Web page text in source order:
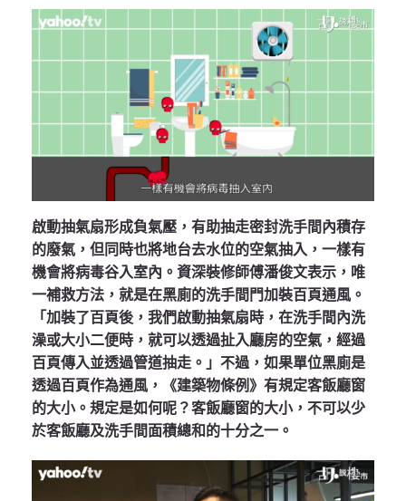
啟動抽氣扇形成負氣壓，有助抽走密封洗手間內積存
的廢氣，但同時也將地台去水位的空氣抽入，一樣有
機會將病毒谷入室內。資深裝修師傅潘俊文表示，唯
一補救方法，就是在黑廁的洗手間門加裝百頁通風。
「加裝了百頁後，我們啟動抽氣扇時，在洗手間內洗
澡或大小二便時，就可以透過扯入廳房的空氣，經過
百頁傳入並透過管道抽走。」不過，如果單位黑廁是
透過百頁作為通風，《建築物條例》有規定客飯廳窗
的大小。規定是如何呢？客飯廳窗的大小，不可以少
於客飯廳及洗手間面積總和的十分之一。